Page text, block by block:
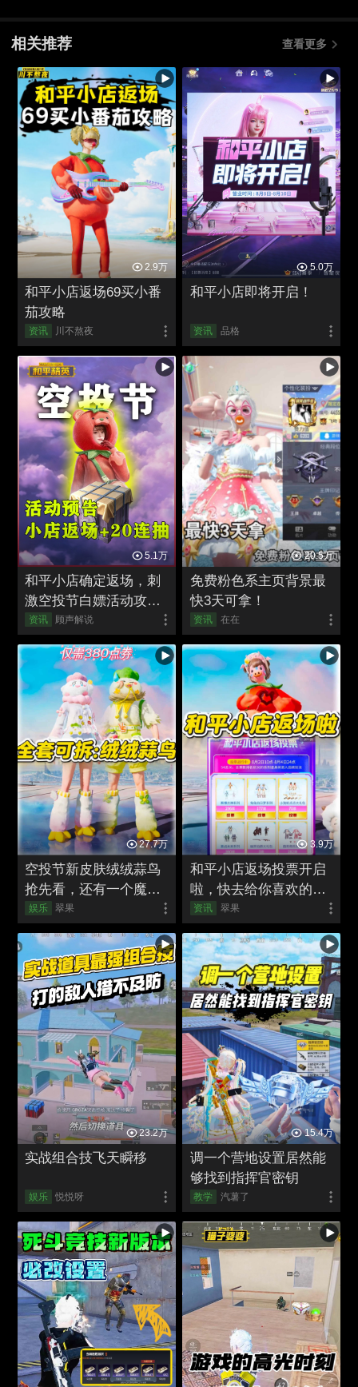
相关推荐 查看更多
2.9万
和平小店返场69买小番
茄攻略
资讯 川不熬夜
5.0万
和平小店即将开启！
资讯 品格
5.1万
和平小店确定返场，刺
激空投节白嫖活动攻
略！
资讯 顾声解说
20.5万
免费粉色系主页背景最
快3天可拿！
资讯 在在
27.7万
空投节新皮肤绒绒蒜鸟
抢先看，还有一个魔性
免费舞蹈！
娱乐 翠果
3.9万
和平小店返场投票开启
啦，快去给你喜欢的皮
肤投票吧！
资讯 翠果
23.2万
实战组合技飞天瞬移
娱乐 悦悦呀
15.4万
调一个营地设置居然能
够找到指挥官密钥
教学 汽薯了